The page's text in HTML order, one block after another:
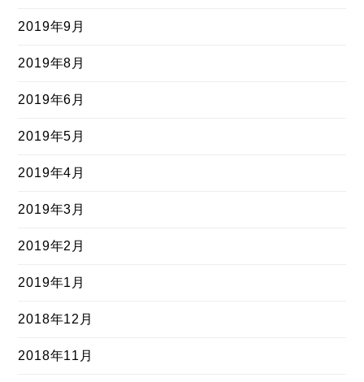
2019年9月
2019年8月
2019年6月
2019年5月
2019年4月
2019年3月
2019年2月
2019年1月
2018年12月
2018年11月